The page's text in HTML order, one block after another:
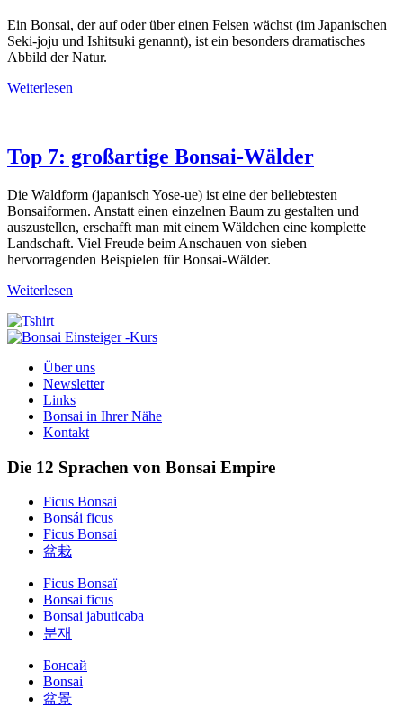
Ein Bonsai, der auf oder über einen Felsen wächst (im Japanischen
Seki-joju und Ishitsuki genannt), ist ein besonders dramatisches
Abbild der Natur.
Weiterlesen
Top 7: großartige Bonsai-Wälder
Die Waldform (japanisch Yose-ue) ist eine der beliebtesten
Bonsaiformen. Anstatt einen einzelnen Baum zu gestalten und
auszustellen, erschafft man mit einem Wäldchen eine komplette
Landschaft. Viel Freude beim Anschauen von sieben
hervorragenden Beispielen für Bonsai-Wälder.
Weiterlesen
Über uns
Newsletter
Links
Bonsai in Ihrer Nähe
Kontakt
Die 12 Sprachen von Bonsai Empire
Ficus Bonsai
Bonsái ficus
Ficus Bonsai
盆栽
Ficus Bonsaï
Bonsai ficus
Bonsai jabuticaba
분재
Бонсай
Bonsai
盆景